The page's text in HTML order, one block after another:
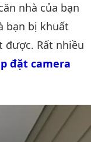
nhà của bạn
bạn bị khuất
được. Rất nhiều
đặt camera